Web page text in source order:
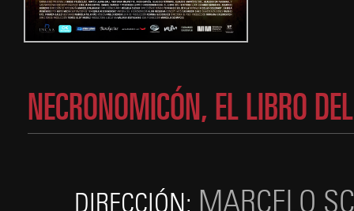
NECRONOMICÓN, EL LIBRO
DIRECCIÓN: MARCELO